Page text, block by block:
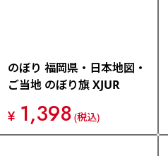
のぼり 福岡県・日本地図・
ご当地 のぼり旗 XJUR
¥ 1,398 (税込)